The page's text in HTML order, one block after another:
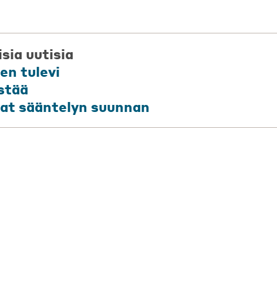
uutisia
tulevi
sääntelyn suunnan